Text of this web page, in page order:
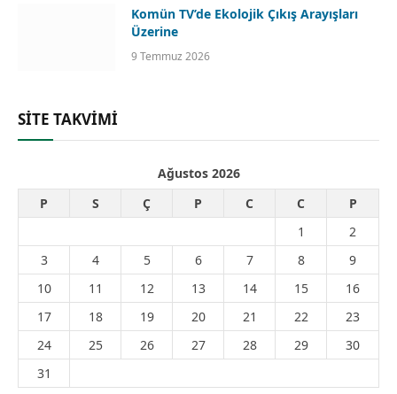
Komün TV’de Ekolojik Çıkış Arayışları
Üzerine
9 Temmuz 2026
SİTE TAKVİMİ
Ağustos 2026
P
S Ç P C C
P
1
2
3
4 5 6 7 8
9
10
11 12 13 14 15
16
17
18 19 20 21 22
23
24
25 26 27 28 29
30
31